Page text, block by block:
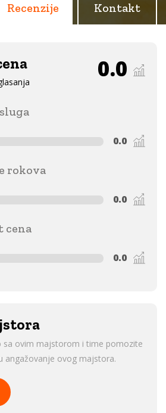
Recenzije Kontakt
0.0
0.0
rokova
0.0
cena
0.0
sa ovim majstorom i time pomozite
angažovanje ovog majstora.